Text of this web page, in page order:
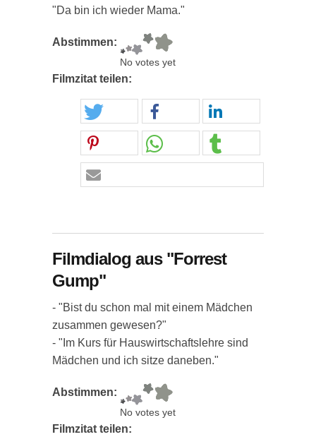
"Da bin ich wieder Mama."
Abstimmen:
No votes yet
Filmzitat teilen:
Filmdialog aus "Forrest
Gump"
- "Bist du schon mal mit einem Mädchen
zusammen gewesen?"
- "Im Kurs für Hauswirtschaftslehre sind
Mädchen und ich sitze daneben."
Abstimmen:
No votes yet
Filmzitat teilen: